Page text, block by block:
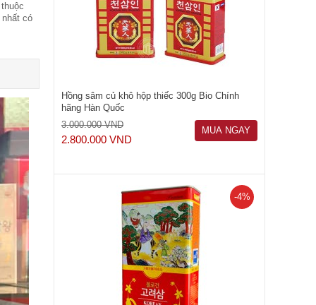
có
Hồng sâm củ khô hộp thiếc 300g Bio Chính
hãng Hàn Quốc
3.000.000 VND
2.800.000 VND
MUA NGAY
-4%